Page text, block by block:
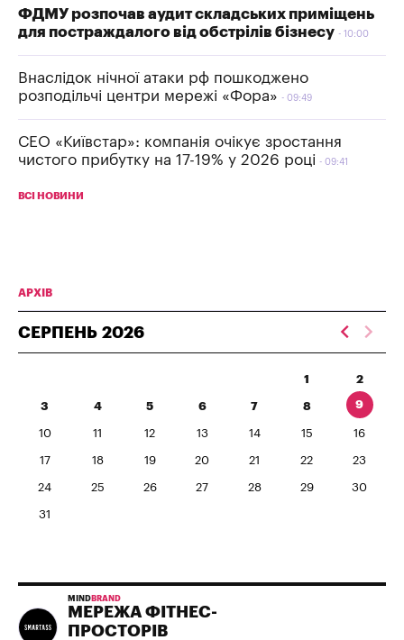
ФДМУ розпочав аудит складських приміщень
для постраждалого від обстрілів бізнесу
10:00
Внаслідок нічної атаки рф пошкоджено
розподільчі центри мережі «Фора»
09:49
СЕО «Київстар»: компанія очікує зростання
чистого прибутку на 17-19% у 2026 році
09:41
ВСІ НОВИНИ
АРХІВ
СЕРПЕНЬ 2026
1 2
3 4 5 6 7 8 9
10 11 12 13 14 15 16
17 18 19 20 21 22 23
24 25 26 27 28 29 30
31
MIND BRAND
МЕРЕЖА ФІТНЕС-
ПРОСТОРІВ